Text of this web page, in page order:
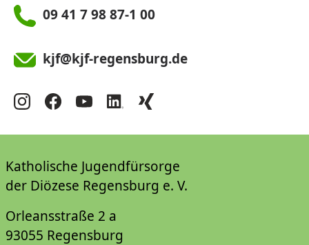
09 41 7 98 87-1 00
kjf@kjf-regensburg.de
Katholische Jugendfürsorge
der Diözese Regensburg e. V.
Orleansstraße 2 a
93055 Regensburg